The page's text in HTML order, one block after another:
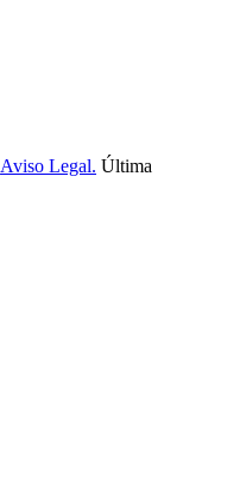
Aviso Legal. Última